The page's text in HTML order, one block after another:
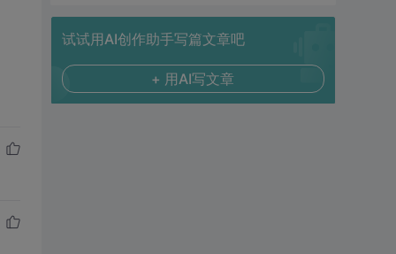
试试用AI创作助手写篇文章吧
+ 用AI写文章